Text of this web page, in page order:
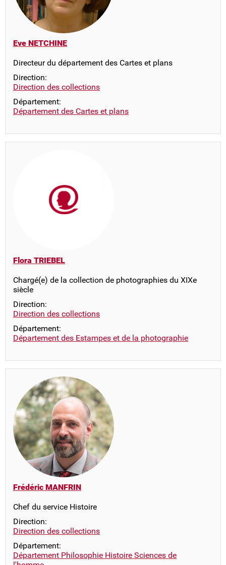
Eve NETCHINE
Directeur du département des Cartes et plans
Direction:
Direction des collections
Département:
Département des Cartes et plans
Flora TRIEBEL
Chargé(e) de la collection de photographies du XIXe
siècle
Direction:
Direction des collections
Département:
Département des Estampes et de la photographie
Frédéric MANFRIN
Chef du service Histoire
Direction:
Direction des collections
Département:
Département Philosophie Histoire Sciences de